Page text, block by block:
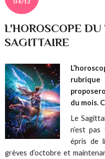
L'HOROSCOPE
SAGITTAIRE
du mois.
Le
n’est
épris de
grèves d’octobre et